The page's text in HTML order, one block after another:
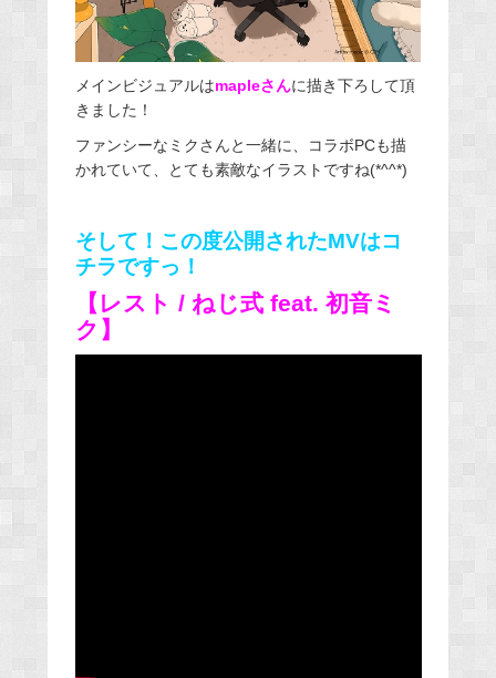
メインビジュアルはmapleさんに描き下ろして頂
きました！
ファンシーなミクさんと一緒に、コラボPCも描
かれていて、とても素敵なイラストですね(*^^*)
そして！この度公開されたMVはコ
チラですっ！
【レスト / ねじ式 feat. 初音ミ
ク】